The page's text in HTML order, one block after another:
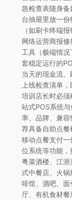
急检查表随身
台抽屉里放一
（如刷卡终端
网络运营商报
工具（极端情
套稳定运行的
当天的现金流
上线检查清单
培训店长时必须
站式POS系统
率、品牌、兼
荐具备自助点餐
移动点餐支付
位系统等功能，
粤菜酒楼、江
式中餐店、火
啡馆、酒吧、
厅、有机食材